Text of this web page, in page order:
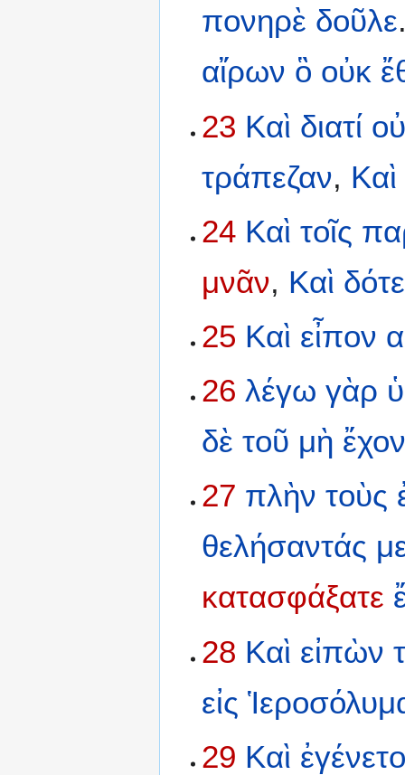
πονηρὲ δοῦλε
αἴρων ὃ οὐκ
23 Καὶ διατί
τράπεζαν, Καὶ
24 Καὶ τοῖς
μνᾶν, Καὶ δότε
25 Καὶ εἶπον
26 λέγω γὰρ
δὲ τοῦ μὴ
27 πλὴν τοὺς
θελήσαντάς
κατασφάξατε
28 Καὶ εἰπὼν
εἰς
29 Καὶ